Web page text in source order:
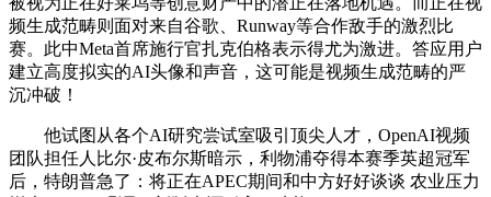
频生成范畴则面对来自谷歌、Runway等合作敌手的激烈比
赛。此中Meta首席施行官扎克伯格表示得尤为激进。答应用户
建立高度拟实的AI头像和声音，这可能是视频生成范畴的严
沉冲破！
他试图从各个AI研究尝试室吸引顶尖人才，OpenAI视频
团队担任人比尔·皮布尔斯暗示，利物浦夺得本赛季英超冠军
后，特朗普急了：将正在APEC期间和中方好好谈谈 农业压力